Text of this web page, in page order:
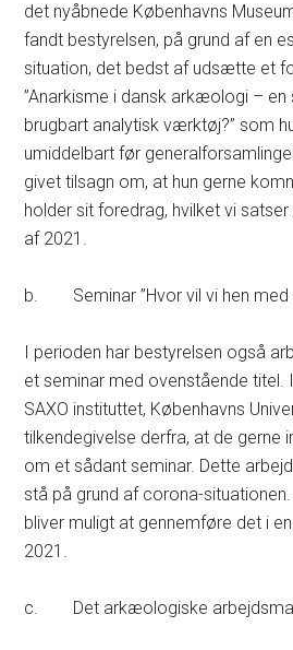
det nyåbnede Københavns
fandt bestyrelsen, på grund af en
situation, det bedst af udsætte et
”Anarkisme i dansk arkæologi – en
brugbart analytisk værktøj?” som
umiddelbart før
givet tilsagn om, at hun gerne
holder sit foredrag, hvilket vi
af 2021.
b. Seminar ”Hvor vil vi hen med
I perioden har bestyrelsen også
et seminar med ovenstående titel.
SAXO instituttet, Københavns
tilkendegivelse derfra, at de gerne
om et sådant seminar. Dette
stå på grund af corona-
bliver muligt at gennemføre det i
2021.
c. Det arkæologiske